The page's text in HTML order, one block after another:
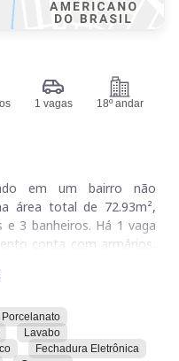
1 vagas 18º andar
em um bairro não
área total de 72.93m²,
3 banheiros. Há 1 vaga
conta com armários,
fogão cooktop, projeto
americana. A bancada é
de ar-condicionado.
Porcelanato
Lavabo
Fechadura Eletrônica